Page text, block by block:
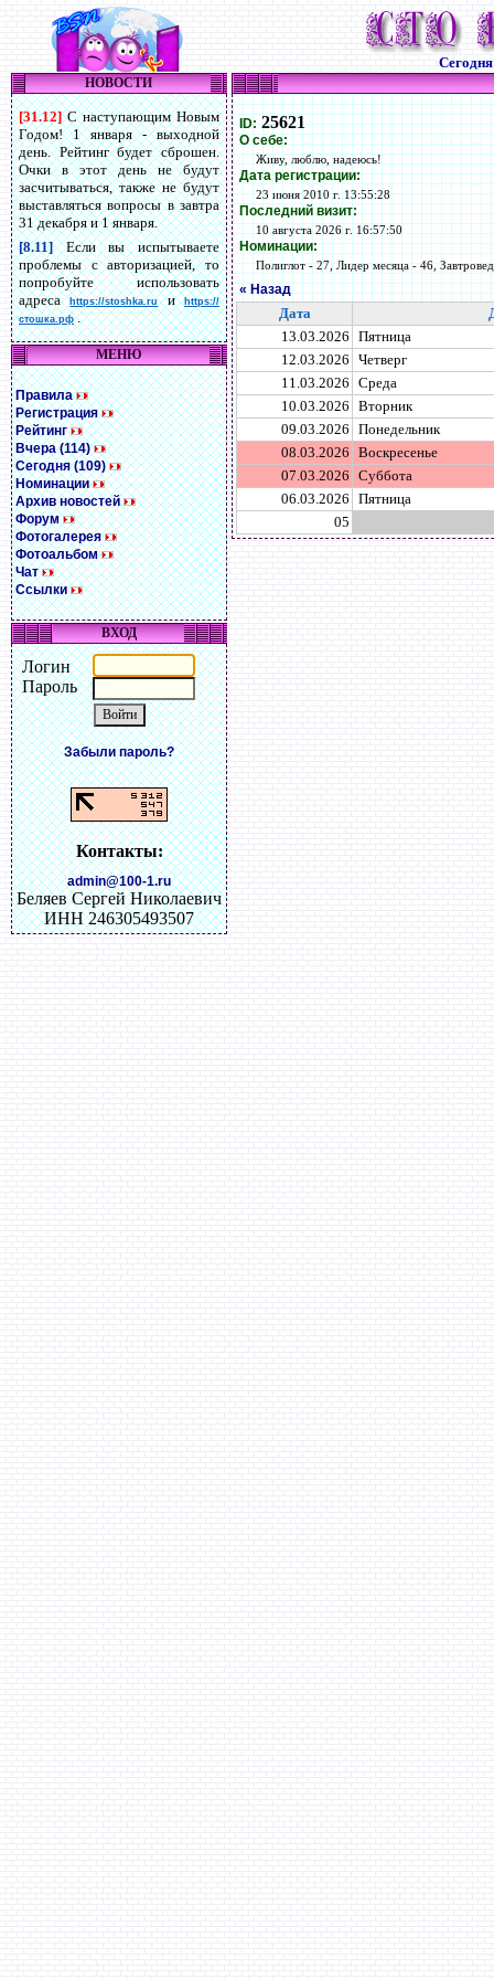
НОВОСТИ
[31.12]С наступающим Новым
Годом! 1 января - выходной
день. Рейтинг будет сброшен.
Очки в этот день не будут
засчитываться, также не будут
выставляться вопросы в завтра
31 декабря и 1 января.
[8.11]Если вы испытываете
проблемы с авторизацией, то
попробуйте использовать
адресаhttps://stoshka.ruиhttps://
стошка.рф.
МЕНЮ
Правила
Регистрация
Рейтинг
Вчера (114)
Сегодня (109)
Номинации
Архив новостей
Форум
Фотогалерея
Фотоальбом
Чат
Ссылки
ВХОД
Логин
Пароль
Забыли пароль?
Контакты:
admin@100-1.ru
Беляев Сергей Николаевич
ИНН 246305493507
ID: 25621
О себе:
Живу, люблю, надеюсь!
Дата регистрации:
23 июня 2010 г. 13:55:28
Последний визит:
10 августа 2026 г. 16:57:50
Номинации:
Полиглот - 27, Лидер месяца - 46,
« Назад
Дата
13.03.2026 Пятница
12.03.2026 Четверг
11.03.2026 Среда
10.03.2026 Вторник
09.03.2026 Понедельник
08.03.2026 Воскресенье
07.03.2026 Суббота
06.03.2026 Пятница
05